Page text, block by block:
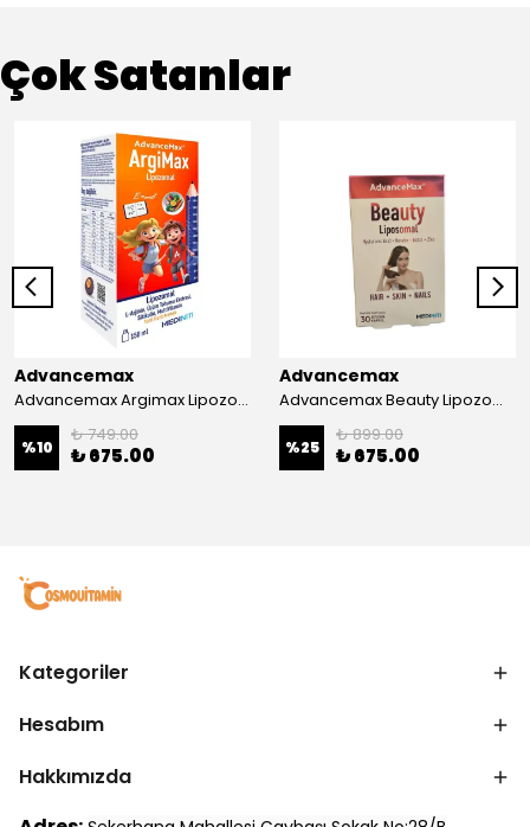
Çok Satanlar
Advancemax
Advancemax Argimax Lipozomal Sıvı 150 ml 8684375607587
%10
₺ 749.00
₺ 675.00
Advancemax
Advancemax Beauty Lipozomal Hyalüronik Asit Keratin Biotin Zn 30 Kapsül 8684375607556
%25
₺ 899.00
₺ 675.00
Kategoriler
Hesabım
Hakkımızda